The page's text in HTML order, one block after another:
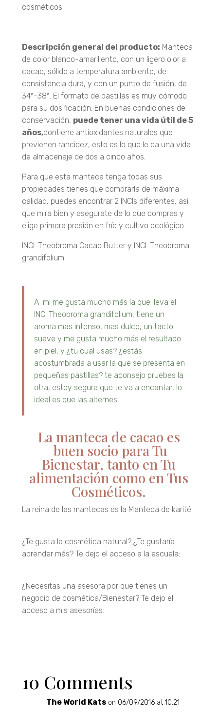
cosméticos.
Descripción general del producto: Manteca
de color blanco-amarillento, con un ligero olor a
cacao, sólido a temperatura ambiente, de
consistencia dura, y con un punto de fusión, de
34º-38º. El formato de pastillas es muy cómodo
para su dosificación. En buenas condiciones de
conservación, puede tener una vida útil de 5
años,contiene antioxidantes naturales que
previenen rancidez, esto es lo que le da una vida
de almacenaje de dos a cinco años.
Para que esta manteca tenga todas sus
propiedades tienes que comprarla de máxima
calidad, puedes encontrar 2 INCIs diferentes, asi
que mira bien y asegurate de lo que compras y
elige primera presión en frío y cultivo ecológico.
INCI: Theobroma Cacao Butter y INCI: Theobroma
grandifolium.
A mi me gusta mucho más la que lleva el
INCI Theobroma grandifolium, tiene un
aroma mas intenso, mas dulce, un tacto
suave y me gusta mucho más el resultado
en piel, y ¿tu cual usas? ¿estás
acostumbrada a usar la que se presenta en
pequeñas pastillas? te aconsejo pruebes la
otra, estoy segura que te va a encantar, lo
ideal es que las alternes
La manteca de cacao es
buen socio para Tu
Bienestar, tanto en Tu
alimentación como en Tus
Cosméticos.
La reina de las mantecas es la Manteca de karité:
¿Te gusta la cosmética natural? ¿Te gustaría
aprender más? Te dejo el acceso a la escuela:
¿Necesitas una asesora por que tienes un
negocio de cosmética/Bienestar? Te dejo el
acceso a mis asesorías:
10 Comments
The World Kats on 06/09/2016 at 10:21